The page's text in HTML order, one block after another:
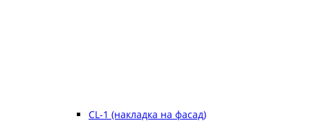
CL-1 (накладка на фасад)